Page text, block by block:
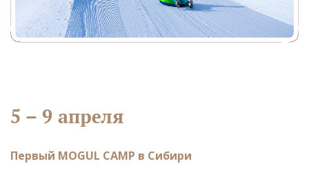
5 – 9 апреля
Первый MOGUL CAMP в Сибири